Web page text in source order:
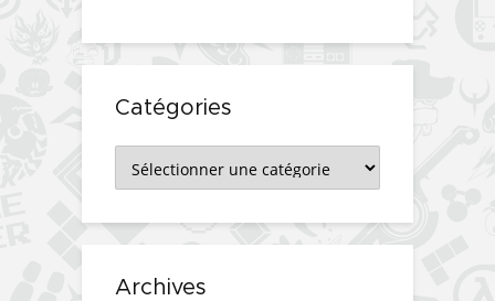
Catégories
Archives